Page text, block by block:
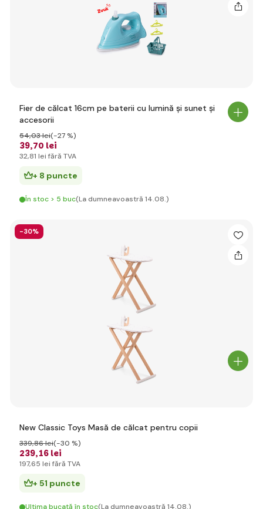
Fier de călcat 16cm pe baterii cu lumină și sunet și
accesorii
39,70 lei
54,03 lei(-27 %)
32,81 lei fără TVA
+ 8 puncte
În stoc > 5 buc(La dumneavoastră 14.08.)
-30%
New Classic Toys Masă de călcat pentru copii
239,16 lei
339,86 lei(-30 %)
197,65 lei fără TVA
+ 51 puncte
Ultima bucată în stoc(La dumneavoastră 14.08.)